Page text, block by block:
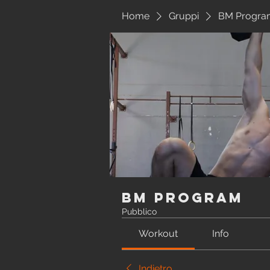
Home Gruppi BM
BM Program
Pubblico
Workout Info